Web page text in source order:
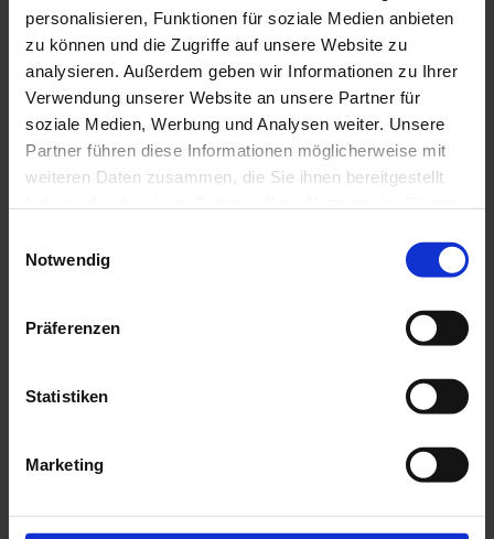
personalisieren, Funktionen für soziale Medien anbieten
zu können und die Zugriffe auf unsere Website zu
analysieren. Außerdem geben wir Informationen zu Ihrer
Verwendung unserer Website an unsere Partner für
soziale Medien, Werbung und Analysen weiter. Unsere
Partner führen diese Informationen möglicherweise mit
weiteren Daten zusammen, die Sie ihnen bereitgestellt
Notwendig
Präferenzen
Statistiken
Marketing